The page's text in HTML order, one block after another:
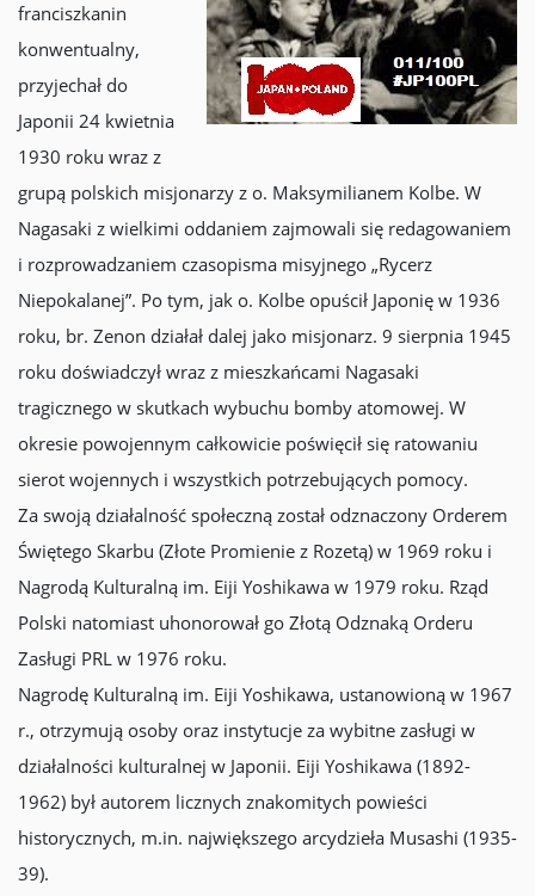
franciszkanin
konwentualny,
przyjechał do
Japonii 24 kwietnia
1930 roku wraz z
grupą polskich misjonarzy z o. Maksymilianem Kolbe. W
Nagasaki z wielkimi oddaniem zajmowali się redagowaniem
i rozprowadzaniem czasopisma misyjnego „Rycerz
Niepokalanej”. Po tym, jak o. Kolbe opuścił Japonię w 1936
roku, br. Zenon działał dalej jako misjonarz. 9 sierpnia 1945
roku doświadczył wraz z mieszkańcami Nagasaki
tragicznego w skutkach wybuchu bomby atomowej. W
okresie powojennym całkowicie poświęcił się ratowaniu
sierot wojennych i wszystkich potrzebujących pomocy.
Za swoją działalność społeczną został odznaczony Orderem
Świętego Skarbu (Złote Promienie z Rozetą) w 1969 roku i
Nagrodą Kulturalną im. Eiji Yoshikawa w 1979 roku. Rząd
Polski natomiast uhonorował go Złotą Odznaką Orderu
Zasługi PRL w 1976 roku.
Nagrodę Kulturalną im. Eiji Yoshikawa, ustanowioną w 1967
r., otrzymują osoby oraz instytucje za wybitne zasługi w
działalności kulturalnej w Japonii. Eiji Yoshikawa (1892-
1962) był autorem licznych znakomitych powieści
historycznych, m.in. największego arcydzieła Musashi (1935-
39).